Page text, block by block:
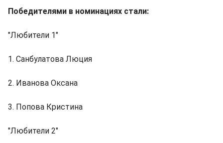
Победителями в номинациях стали:
"Любители 1"
1. Санбулатова Люция
2. Иванова Оксана
3. Попова Кристина
"Любители 2"